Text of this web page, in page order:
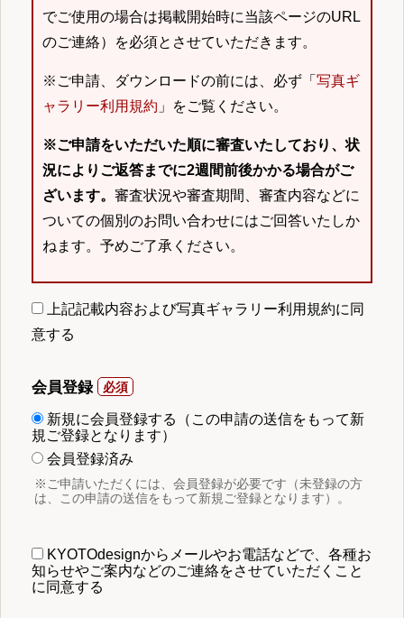
でご使用の場合は掲載開始時に当該ページのURL
のご連絡）を必須とさせていただきます。
※ご申請、ダウンロードの前には、必ず「 写真ギ
ャラリー利用規約 」をご覧ください。
※ご申請をいただいた順に審査いたしており、状
況によりご返答までに2週間前後かかる場合がご
ざいます。 審査状況や審査期間、審査内容などに
ついての個別のお問い合わせにはご回答いたしか
ねます。予めご了承ください。
上記記載内容および写真ギャラリー利用規約に同
意する
会員登録
新規に会員登録する（この申請の送信をもって新
規ご登録となります）
会員登録済み
※ご申請いただくには、会員登録が必要です（未登録の方
は、この申請の送信をもって新規ご登録となります）。
KYOTOdesignからメールやお電話などで、各種お
知らせやご案内などのご連絡をさせていただくこと
に同意する